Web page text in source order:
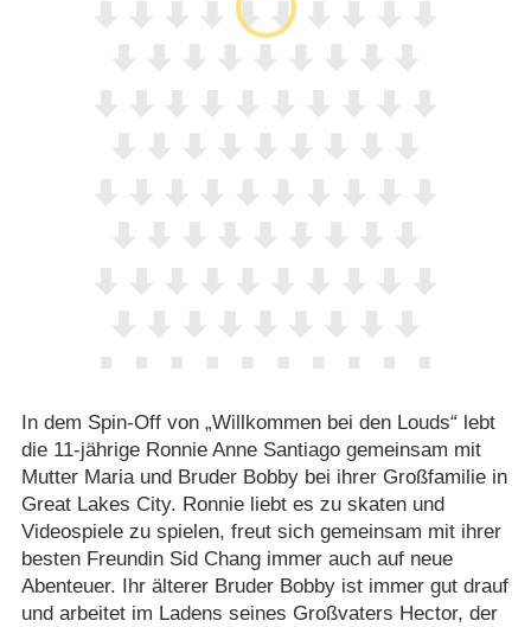
In dem Spin-Off von „Willkommen bei den Louds“ lebt
die 11-jährige Ronnie Anne Santiago gemeinsam mit
Mutter Maria und Bruder Bobby bei ihrer Großfamilie in
Great Lakes City. Ronnie liebt es zu skaten und
Videospiele zu spielen, freut sich gemeinsam mit ihrer
besten Freundin Sid Chang immer auch auf neue
Abenteuer. Ihr älterer Bruder Bobby ist immer gut drauf
und arbeitet im Ladens seines Großvaters Hector, der